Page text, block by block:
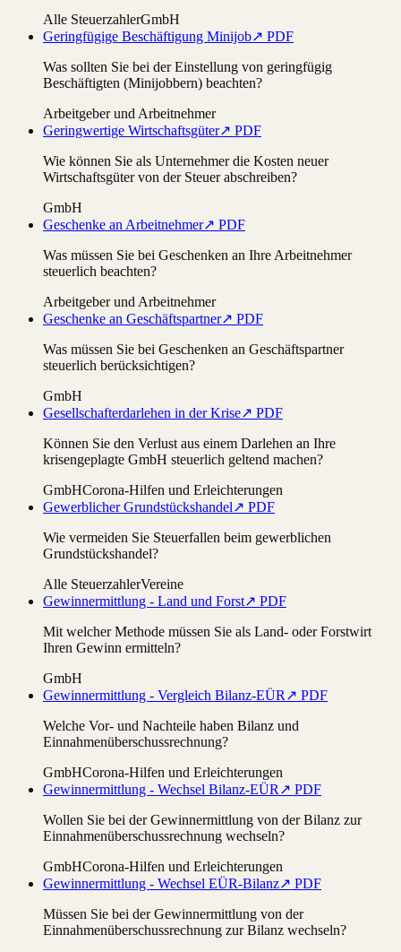
Alle SteuerzahlerGmbH
Geringfügige Beschäftigung Minijob↗ PDF
Was sollten Sie bei der Einstellung von geringfügig
Beschäftigten (Minijobbern) beachten?
Arbeitgeber und Arbeitnehmer
Geringwertige Wirtschaftsgüter↗ PDF
Wie können Sie als Unternehmer die Kosten neuer
Wirtschaftsgüter von der Steuer abschreiben?
GmbH
Geschenke an Arbeitnehmer↗ PDF
Was müssen Sie bei Geschenken an Ihre Arbeitnehmer
steuerlich beachten?
Arbeitgeber und Arbeitnehmer
Geschenke an Geschäftspartner↗ PDF
Was müssen Sie bei Geschenken an Geschäftspartner
steuerlich berücksichtigen?
GmbH
Gesellschafterdarlehen in der Krise↗ PDF
Können Sie den Verlust aus einem Darlehen an Ihre
krisengeplagte GmbH steuerlich geltend machen?
GmbHCorona-Hilfen und Erleichterungen
Gewerblicher Grundstückshandel↗ PDF
Wie vermeiden Sie Steuerfallen beim gewerblichen
Grundstückshandel?
Alle SteuerzahlerVereine
Gewinnermittlung - Land und Forst↗ PDF
Mit welcher Methode müssen Sie als Land- oder Forstwirt
Ihren Gewinn ermitteln?
GmbH
Gewinnermittlung - Vergleich Bilanz-EÜR ↗ PDF
Welche Vor- und Nachteile haben Bilanz und
Einnahmenüberschussrechnung?
GmbHCorona-Hilfen und Erleichterungen
Gewinnermittlung - Wechsel Bilanz-EÜR ↗ PDF
Wollen Sie bei der Gewinnermittlung von der Bilanz zur
Einnahmenüberschussrechnung wechseln?
GmbHCorona-Hilfen und Erleichterungen
Gewinnermittlung - Wechsel EÜR-Bilanz↗ PDF
Müssen Sie bei der Gewinnermittlung von der
Einnahmenüberschussrechnung zur Bilanz wechseln?